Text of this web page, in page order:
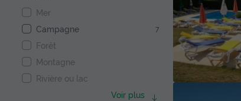
Mer
Campagne
7
Forêt
Montagne
Rivière ou lac
Voir plus